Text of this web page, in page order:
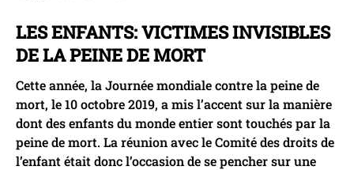
LES ENFANTS: VICTIMES INVISIBLES
DE LA PEINE DE MORT
Cette année, la Journée mondiale contre la peine de
mort, le 10 octobre 2019, a mis l’accent sur la manière
dont des enfants du monde entier sont touchés par la
peine de mort. La réunion avec le Comité des droits de
l’enfant était donc l’occasion de se pencher sur une